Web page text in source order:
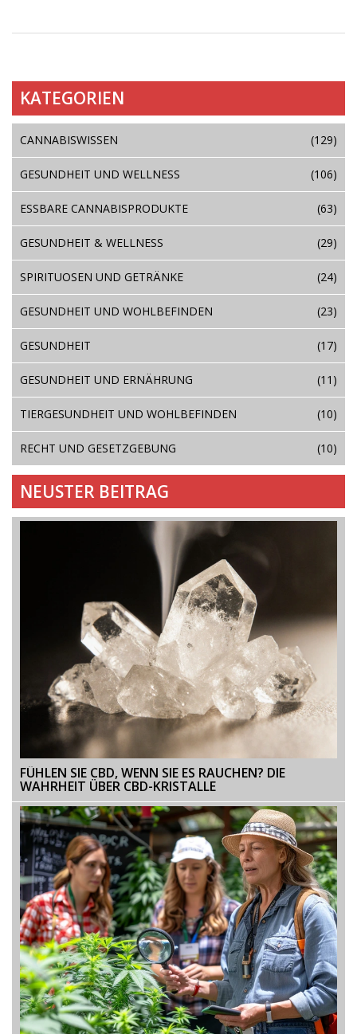
KATEGORIEN
CANNABISWISSEN (129)
GESUNDHEIT UND WELLNESS (106)
ESSBARE CANNABISPRODUKTE (63)
GESUNDHEIT & WELLNESS (29)
SPIRITUOSEN UND GETRÄNKE (24)
GESUNDHEIT UND WOHLBEFINDEN (23)
GESUNDHEIT (17)
GESUNDHEIT UND ERNÄHRUNG (11)
TIERGESUNDHEIT UND WOHLBEFINDEN (10)
RECHT UND GESETZGEBUNG (10)
NEUSTER BEITRAG
FÜHLEN SIE CBD, WENN SIE ES RAUCHEN? DIE
WAHRHEIT ÜBER CBD-KRISTALLE